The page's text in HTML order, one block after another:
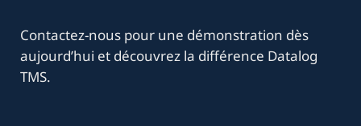
Contactez-nous pour une démonstration dès
aujourd’hui et découvrez la différence Datalog
TMS.